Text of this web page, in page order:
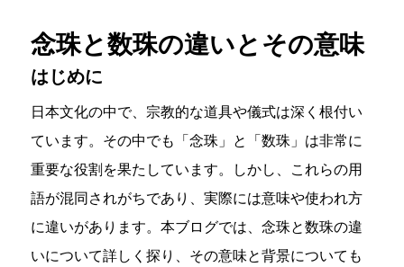
念珠と数珠の違いとその意味
はじめに
日本文化の中で、宗教的な道具や儀式は深く根付い
ています。その中でも「念珠」と「数珠」は非常に
重要な役割を果たしています。しかし、これらの用
語が混同されがちであり、実際には意味や使われ方
に違いがあります。本ブログでは、念珠と数珠の違
いについて詳しく探り、その意味と背景についても